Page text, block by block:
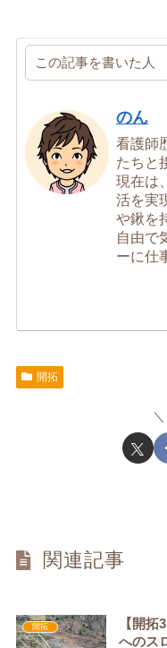
この記事を書いた人
のん
看護師
たちと
現在は
活を実
や鍬を
自由で
ーに仕
開拓
関連記事
開拓
【開
へのス